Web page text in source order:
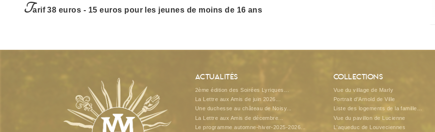
Tarif 38 euros - 15 euros pour les jeunes de moins de 16 ans
Actualités
2ème édition des Soirées Lyriques...
La Lettre aux Amis de juin 2026...
Une duchesse au château de Noisy...
La Lettre aux Amis de décembre...
Le programme automne-hiver-2025-2026...
Collections
Vue du village de Marly
Portrait d'Arnold de Ville
Liste des logements de la famille...
Vue du pavillon de Lucienne
L'aqueduc de Louveciennes